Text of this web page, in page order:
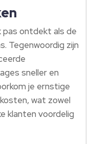
pas ontdekt als de
Tegenwoordig zijn
sneller en
je ernstige
wat zowel
klanten voordelig